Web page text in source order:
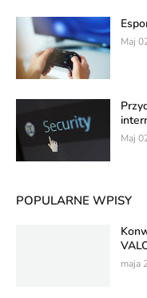
Maj
Maj
POPULARNE WPISY
maja